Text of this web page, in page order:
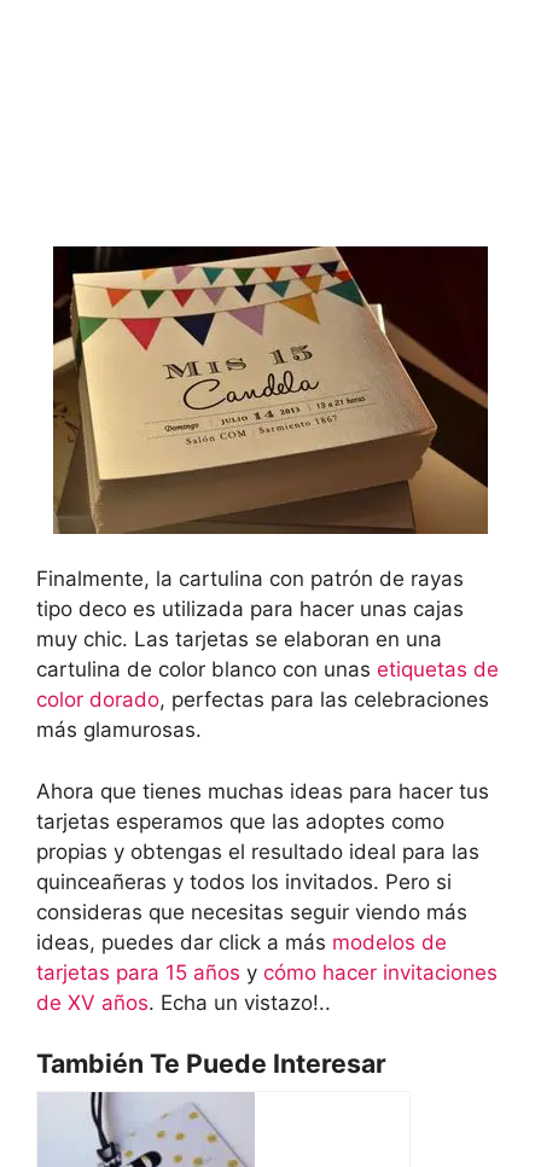
Finalmente, la cartulina con patrón de rayas
tipo deco es utilizada para hacer unas cajas
muy chic. Las tarjetas se elaboran en una
cartulina de color blanco con unas etiquetas de
color dorado, perfectas para las celebraciones
más glamurosas.
Ahora que tienes muchas ideas para hacer tus
tarjetas esperamos que las adoptes como
propias y obtengas el resultado ideal para las
quinceañeras y todos los invitados. Pero si
consideras que necesitas seguir viendo más
ideas, puedes dar click a más modelos de
tarjetas para 15 años y cómo hacer invitaciones
de XV años. Echa un vistazo!..
También Te Puede Interesar